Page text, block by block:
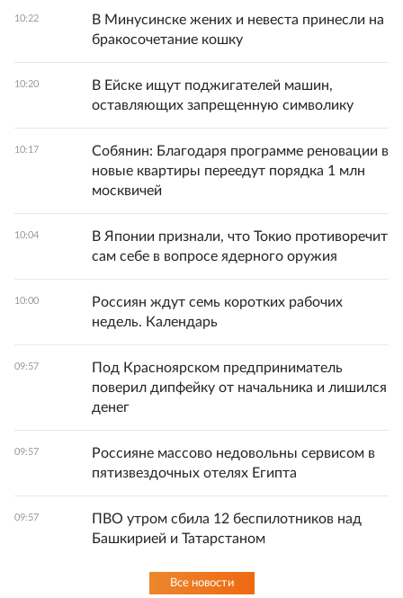
10:22
В Минусинске жених и невеста принесли на
бракосочетание кошку
10:20
В Ейске ищут поджигателей машин,
оставляющих запрещенную символику
10:17
Собянин: Благодаря программе реновации в
новые квартиры переедут порядка 1 млн
москвичей
10:04
В Японии признали, что Токио противоречит
сам себе в вопросе ядерного оружия
10:00
Россиян ждут семь коротких рабочих
недель. Календарь
09:57
Под Красноярском предприниматель
поверил дипфейку от начальника и лишился
денег
09:57
Россияне массово недовольны сервисом в
пятизвездочных отелях Египта
09:57
ПВО утром сбила 12 беспилотников над
Башкирией и Татарстаном
Все новости